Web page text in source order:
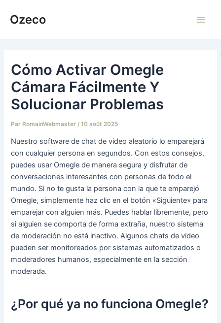
Ozeco
Cómo Activar Omegle
Cámara Fácilmente Y
Solucionar Problemas
Par RomainWebmaster /10 août 2025
Nuestro software de chat de video aleatorio lo emparejará
con cualquier persona en segundos. Con estos consejos,
puedes usar Omegle de manera segura y disfrutar de
conversaciones interesantes con personas de todo el
mundo. Si no te gusta la persona con la que te emparejó
Omegle, simplemente haz clic en el botón «Siguiente» para
emparejar con alguien más. Puedes hablar libremente, pero
si alguien se comporta de forma extraña, nuestro sistema
de moderación no está inactivo. Algunos chats de video
pueden ser monitoreados por sistemas automatizados o
moderadores humanos, especialmente en la sección
moderada.
¿Por qué ya no funciona Omegle?